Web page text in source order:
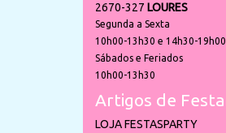
2670-327 LOURES
Segunda a Sexta
10h00-13h30 e 14h30-19h00
Sábados e Feriados
10h00-13h30
Artigos de Festa
LOJA FESTASPARTY